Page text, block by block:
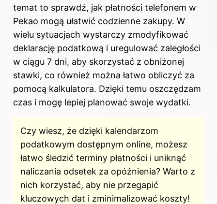
temat to sprawdź, jak płatności telefonem w
Pekao mogą ułatwić codzienne zakupy. W
wielu sytuacjach wystarczy zmodyfikować
deklarację podatkową i uregulować zaległości
w ciągu 7 dni, aby skorzystać z obniżonej
stawki, co również można łatwo obliczyć za
pomocą kalkulatora. Dzięki temu oszczędzam
czas i mogę lepiej planować swoje wydatki.
Czy wiesz, że dzięki kalendarzom
podatkowym dostępnym online, możesz
łatwo śledzić terminy płatności i uniknąć
naliczania odsetek za opóźnienia? Warto z
nich korzystać, aby nie przegapić
kluczowych dat i zminimalizować koszty!